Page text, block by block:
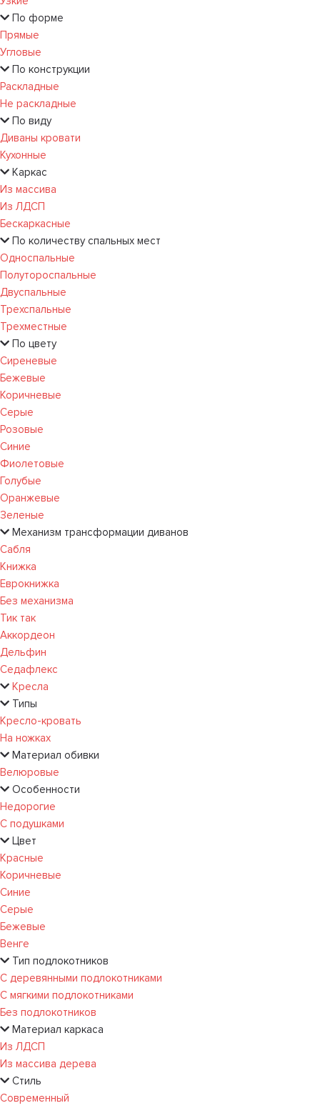
По форме
Прямые
Угловые
По конструкции
Раскладные
Не раскладные
По виду
Диваны кровати
Кухонные
Каркас
Из массива
Из ЛДСП
Бескаркасные
По количеству спальных мест
Односпальные
Полутороспальные
Двуспальные
Трехспальные
Трехместные
По цвету
Сиреневые
Бежевые
Коричневые
Серые
Розовые
Синие
Фиолетовые
Голубые
Оранжевые
Зеленые
Механизм трансформации диванов
Сабля
Книжка
Еврокнижка
Без механизма
Тик так
Аккордеон
Дельфин
Седафлекс
Кресла
Типы
Кресло-кровать
На ножках
Материал обивки
Велюровые
Особенности
Недорогие
С подушками
Цвет
Красные
Коричневые
Синие
Серые
Бежевые
Венге
Тип подлокотников
С деревянными подлокотниками
С мягкими подлокотниками
Без подлокотников
Материал каркаса
Из ЛДСП
Из массива дерева
Стиль
Современный